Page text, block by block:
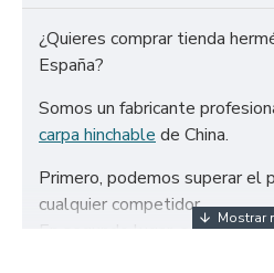
¿Quieres comprar tienda
España?
Somos un fabricante
carpa hinchable de China.
Primero, podemos superar el
cualquier competidor.
En segundo lugar, solo